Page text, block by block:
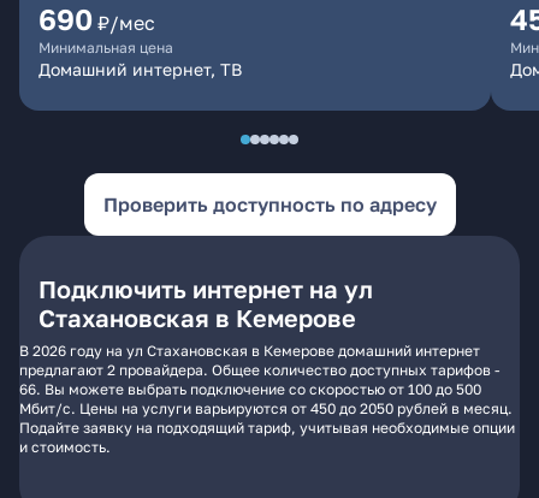
690 ₽/мес
Минимальная цена
Домашний интернет, ТВ
Проверить доступность по адресу
Подключить интернет на ул
Стахановская в Кемерове
В 2026 году на ул Стахановская в Кемерове домашний интернет
предлагают 2 провайдера. Общее количество доступных тарифов -
66. Вы можете выбрать подключение со скоростью от 100 до 500
Мбит/с. Цены на услуги варьируются от 450 до 2050 рублей в месяц.
Подайте заявку на подходящий тариф, учитывая необходимые опции
и стоимость.